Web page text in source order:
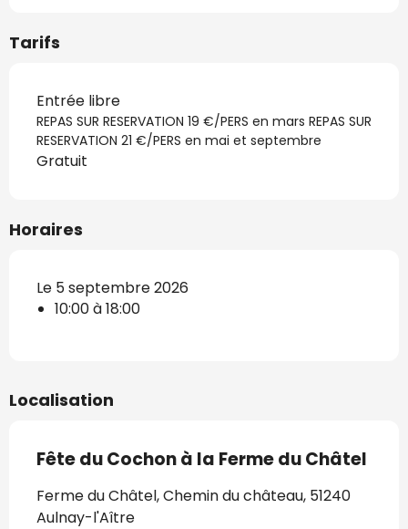
Tarifs
Entrée libre
REPAS SUR RESERVATION 19 €/PERS en mars REPAS SUR
RESERVATION 21 €/PERS en mai et septembre
Gratuit
Horaires
Le 5 septembre 2026
10:00 à 18:00
Localisation
Fête du Cochon à la Ferme du Châtel
Ferme du Châtel, Chemin du château, 51240
Aulnay-l'Aître